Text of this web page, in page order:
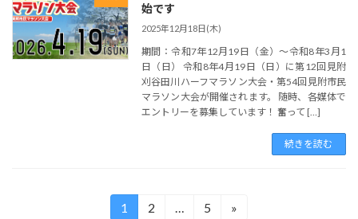
始です
2025年12月18日(木)
期間：令和7年12月19日（金）～令和8年3月1
日（日） 令和8年4月19日（日）に第12回見附
刈谷田川ハーフマラソン大会・第54回見附市民
マラソン大会が開催されます。 随時、各媒体で
エントリーを募集しています！ 奮って […]
続きを読む
固
1
固
2
固
5 »